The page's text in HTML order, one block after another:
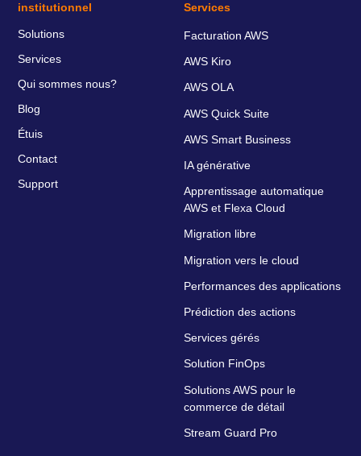
institutionnel
Solutions
Services
Qui sommes nous?
Blog
Étuis
Contact
Support
Services
Facturation AWS
AWS Kiro
AWS OLA
AWS Quick Suite
AWS Smart Business
IA générative
Apprentissage automatique
AWS et Flexa Cloud
Migration libre
Migration vers le cloud
Performances des applications
Prédiction des actions
Services gérés
Solution FinOps
Solutions AWS pour le
commerce de détail
Stream Guard Pro